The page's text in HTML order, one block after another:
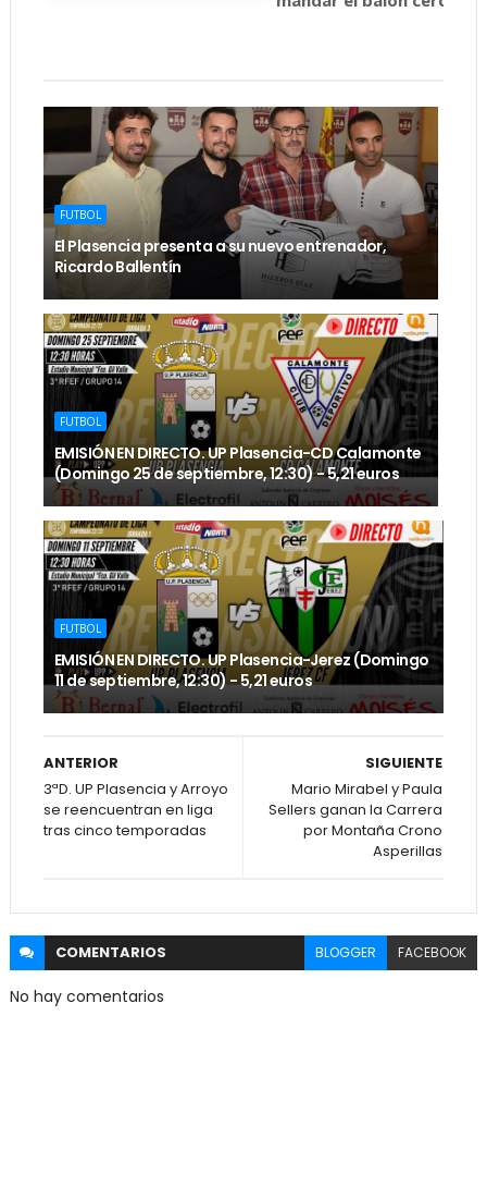
FUTBOL
El Plasencia presenta a su nuevo entrenador,
Ricardo Ballentín
FUTBOL
EMISIÓN EN DIRECTO. UP Plasencia-CD Calamonte
(Domingo 25 de septiembre, 12:30) - 5,21 euros
FUTBOL
EMISIÓN EN DIRECTO. UP Plasencia-Jerez (Domingo
11 de septiembre, 12:30) - 5,21 euros
SIGUIENTE
Mario Mirabel y Paula
Sellers ganan la Carrera
por Montaña Crono
Asperillas
ANTERIOR
3ªD. UP Plasencia y Arroyo
se reencuentran en liga
tras cinco temporadas
COMENTARIOS BLOGGER FACEBOOK
No hay comentarios